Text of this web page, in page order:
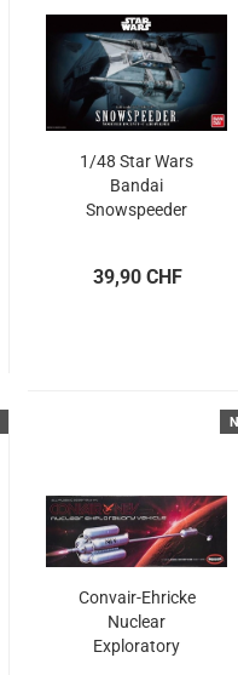
1/48 Star Wars
Bandai
Snowspeeder
39,90 CHF
Convair-Ehricke
Nuclear
Exploratory